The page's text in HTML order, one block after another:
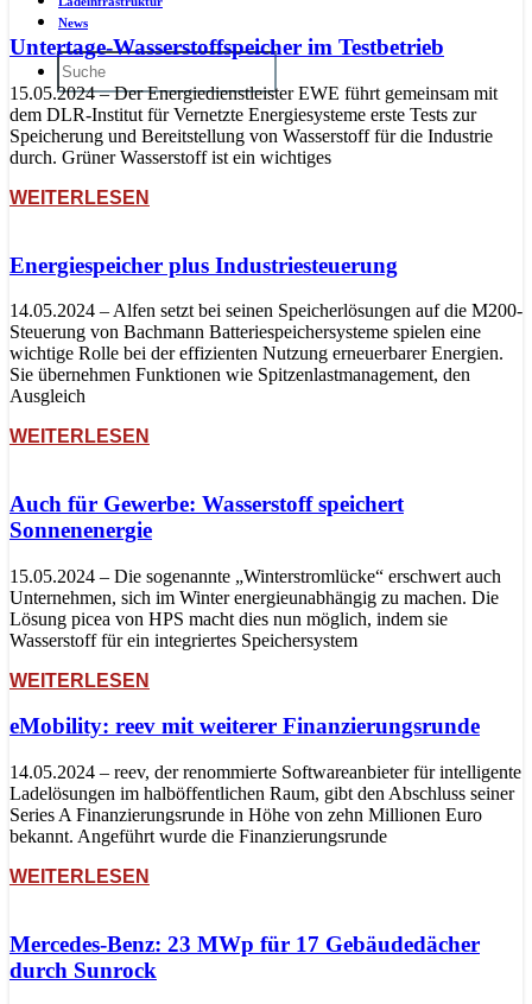
News
Untertage-Wasserstoffspeicher im Testbetrieb
15.05.2024 – Der Energiedienstleister EWE führt gemeinsam mit
dem DLR-Institut für Vernetzte Energiesysteme erste Tests zur
Speicherung und Bereitstellung von Wasserstoff für die Industrie
durch. Grüner Wasserstoff ist ein wichtiges
WEITERLESEN
Energiespeicher plus Industriesteuerung
14.05.2024 – Alfen setzt bei seinen Speicherlösungen auf die M200-
Steuerung von Bachmann Batteriespeichersysteme spielen eine
wichtige Rolle bei der effizienten Nutzung erneuerbarer Energien.
Sie übernehmen Funktionen wie Spitzenlastmanagement, den
Ausgleich
WEITERLESEN
Auch für Gewerbe: Wasserstoff speichert
Sonnenenergie
15.05.2024 – Die sogenannte „Winterstromlücke“ erschwert auch
Unternehmen, sich im Winter energieunabhängig zu machen. Die
Lösung picea von HPS macht dies nun möglich, indem sie
Wasserstoff für ein integriertes Speichersystem
WEITERLESEN
eMobility: reev mit weiterer Finanzierungsrunde
14.05.2024 – reev, der renommierte Softwareanbieter für intelligente
Ladelösungen im halböffentlichen Raum, gibt den Abschluss seiner
Series A Finanzierungsrunde in Höhe von zehn Millionen Euro
bekannt. Angeführt wurde die Finanzierungsrunde
WEITERLESEN
Mercedes-Benz: 23 MWp für 17 Gebäudedächer
durch Sunrock